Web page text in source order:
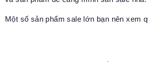
Một số sản phẩm sale lớn bạn nên xem